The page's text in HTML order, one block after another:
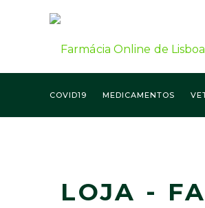
COVID19 MEDICAMENTOS
LOJA -